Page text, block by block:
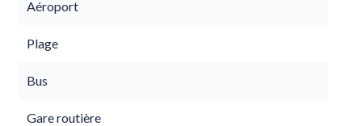
Aéroport
Plage
Bus
Gare routière